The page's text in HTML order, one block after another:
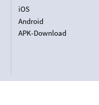
iOS
Android
APK-Download